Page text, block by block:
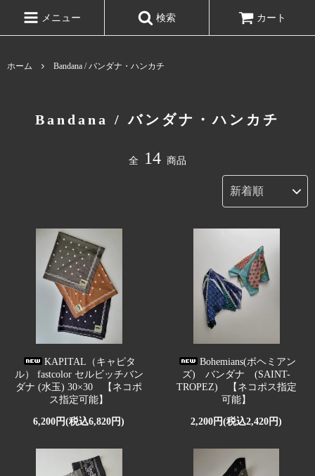
メニュー 検索 カート
ホーム Bandana / バンダナ・ハンカチ
Bandana / バンダナ・ハンカチ
全 14 商品
KAPITAL（キャピタ
ル） fastcolor セルビッチバン
ダナ (水玉) 30×30 【ネコポ
ス指定可能】
6,200円(税込6,820円)
Bohemians(ボヘミアン
ズ) バンダナ (SAINT-
TROPEZ) 【ネコポス指定
可能】
2,200円(税込2,420円)